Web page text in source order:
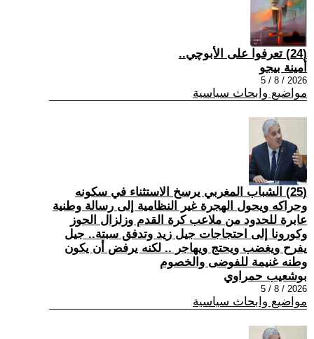
(24) تعرفوا على الأبوچي..
أمينة بيجو
2026 / 8 / 5
مواضيع وابحاث سياسية
(25) الشباب المغربي يرسخ الاستثناء في سكونه
وحراكه ويحول الهجرة غير النظامية إلى رسالة وطنية
عابرة للحدود من ملاعب كرة القدم وزلزال الحوز
وكورونا إلى احتجاجات جيل زيد وتدفق سبتة.. جيل
يفرح ويغضب ويحتج ويهاجر .. لكنه يرفض أن يكون
وطنه غنيمة للفوضى والخصوم
بوشعيب حمراوي
2026 / 8 / 5
مواضيع وابحاث سياسية